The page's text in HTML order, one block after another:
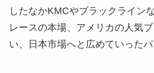
したなかKMCやブラックライン
レースの本場、アメリカの人気
い、日本市場へと広めていったパ